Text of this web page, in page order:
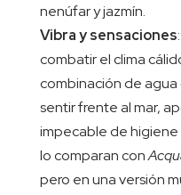
nenúfar y jazmín.
Vibra y sensaciones
combatir el clima
combinación de
sentir frente al mar,
impecable de
lo comparan con
pero en una versión